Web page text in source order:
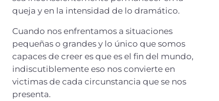
queja y en la intensidad de lo dramático.
Cuando nos enfrentamos a situaciones
pequeñas o grandes y lo único que somos
capaces de creer es que es el fin del mundo,
indiscutiblemente eso nos convierte en
victimas de cada circunstancia que se nos
presenta.